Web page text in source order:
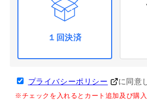
１回決済
プライバシーポリシー に同意
※チェックを入れるとカート追加及び購入